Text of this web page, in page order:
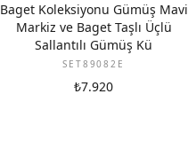
Baget Koleksiyonu Gümüş Mavi
Markiz ve Baget Taşlı Üçlü
Sallantılı Gümüş Kü
SET89082E
₺7.920